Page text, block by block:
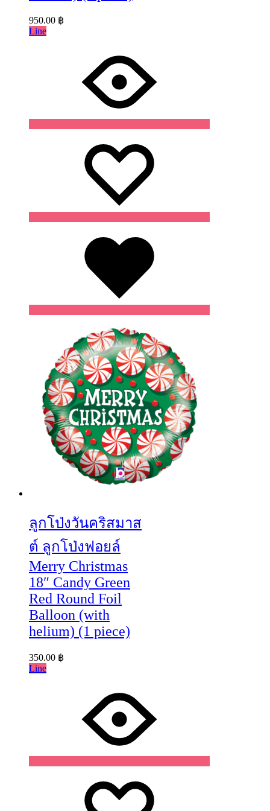
950.00 ฿
Line
ลูกโป่งวันคริสมาส
ต์ ลูกโป่งฟอยล์
Merry Christmas
18″ Candy Green
Red Round Foil
Balloon (with
helium) (1 piece)
350.00 ฿
Line